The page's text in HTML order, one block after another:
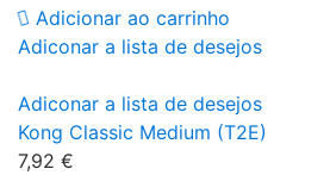
Adicionar ao carrinho
Adiconar a lista de desejos
Adiconar a lista de desejos
Kong Classic Medium (T2E)
7,92 €